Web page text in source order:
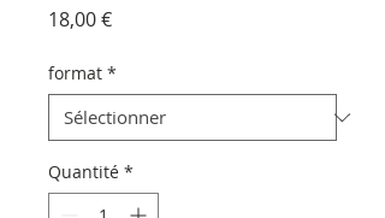
18,00 €Prix
format *
Quantité *